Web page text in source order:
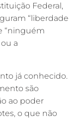
Federal,
“liberdade
“ninguém
a
já conhecido.
são
ao poder
o que não